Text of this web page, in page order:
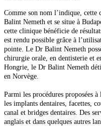
Comme son nom l’indique,
Balint Nemeth et se situe à
cette clinique bénéficie de
est rendu possible grâce à
pointe. Le Dr Balint Nemeth
chirurgie orale, en dentisterie et
Hongrie, le Dr Balint Nemeth
en Norvège.
Parmi les procédures proposées
les implants dentaires, facettes,
canal et bridges dentaires. Des
anglais et dans quelques autres